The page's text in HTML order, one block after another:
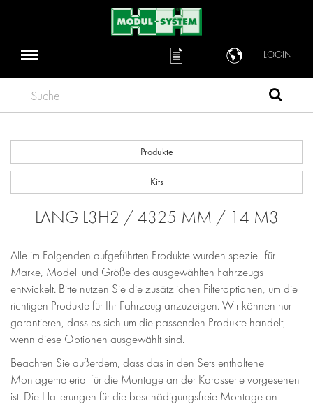
LOGIN
Suche
Produkte
Kits
LANG L3H2 / 4325 MM / 14 M3
Alle im Folgenden aufgeführten Produkte wurden speziell für
Marke, Modell und Größe des ausgewählten Fahrzeugs
entwickelt. Bitte nutzen Sie die zusätzlichen Filteroptionen, um die
richtigen Produkte für Ihr Fahrzeug anzuzeigen. Wir können nur
garantieren, dass es sich um die passenden Produkte handelt,
wenn diese Optionen ausgewählt sind.
Beachten Sie außerdem, dass das in den Sets enthaltene
Montagematerial für die Montage an der Karosserie vorgesehen
ist. Die Halterungen für die beschädigungsfreie Montage an